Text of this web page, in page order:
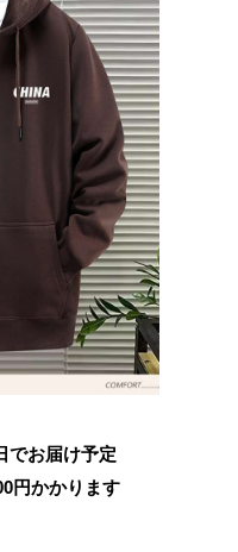
でお届け予定
円かかります